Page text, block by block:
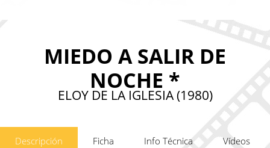
MIEDO A SALIR DE
NOCHE *
ELOY DE LA IGLESIA (1980)
Descripción Ficha Info Técnica Vídeos